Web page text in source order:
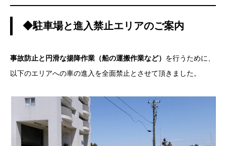
◆駐車場と進入禁止エリアのご案内
事故防止と円滑な揚降作業（船の運搬作業など） を行うために、
以下のエリアへの車の進入を全面禁止とさせて頂きました。